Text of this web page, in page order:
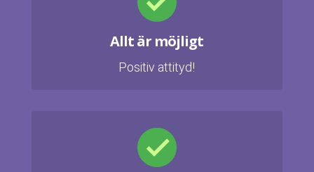
Allt är möjligt
Positiv attityd!